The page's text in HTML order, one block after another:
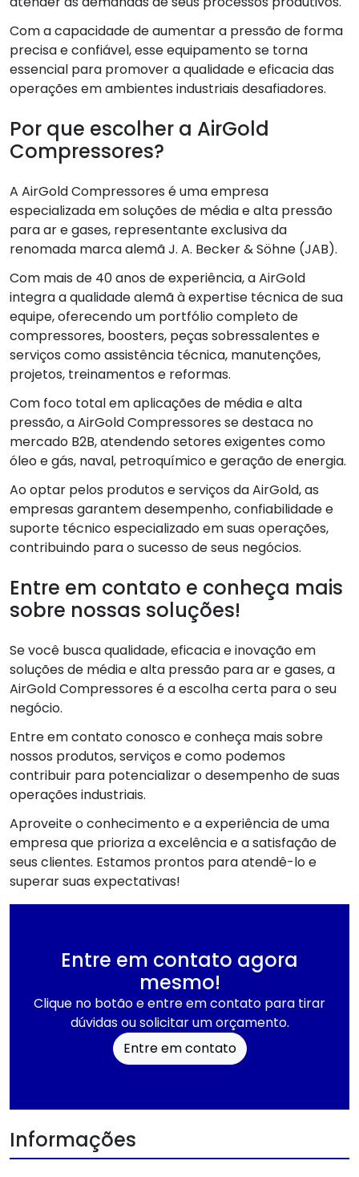
Com a capacidade de aumentar a pressão de forma
precisa e confiável, esse equipamento se torna
essencial para promover a qualidade e eficacia das
operações em ambientes industriais desafiadores.
Por que escolher a AirGold
Compressores?
A AirGold Compressores é uma empresa
especializada em soluções de média e alta pressão
para ar e gases, representante exclusiva da
renomada marca alemã J. A. Becker & Söhne (JAB).
Com mais de 40 anos de experiência, a AirGold
integra a qualidade alemã à expertise técnica de sua
equipe, oferecendo um portfólio completo de
compressores, boosters, peças sobressalentes e
serviços como assistência técnica, manutenções,
projetos, treinamentos e reformas.
Com foco total em aplicações de média e alta
pressão, a AirGold Compressores se destaca no
mercado B2B, atendendo setores exigentes como
óleo e gás, naval, petroquímico e geração de energia.
Ao optar pelos produtos e serviços da AirGold, as
empresas garantem desempenho, confiabilidade e
suporte técnico especializado em suas operações,
contribuindo para o sucesso de seus negócios.
Entre em contato e conheça mais
sobre nossas soluções!
Se você busca qualidade, eficacia e inovação em
soluções de média e alta pressão para ar e gases, a
AirGold Compressores é a escolha certa para o seu
negócio.
Entre em contato conosco e conheça mais sobre
nossos produtos, serviços e como podemos
contribuir para potencializar o desempenho de suas
operações industriais.
Aproveite o conhecimento e a experiência de uma
empresa que prioriza a excelência e a satisfação de
seus clientes. Estamos prontos para atendê-lo e
superar suas expectativas!
Entre em contato agora
mesmo!
Clique no botão e entre em contato para tirar
dúvidas ou solicitar um orçamento.
Entre em contato
Informações